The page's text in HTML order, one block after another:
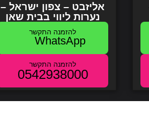
אליזבט – צפון ישראל –
נערות ליווי בבית שאן
WhatsApp
0542938000